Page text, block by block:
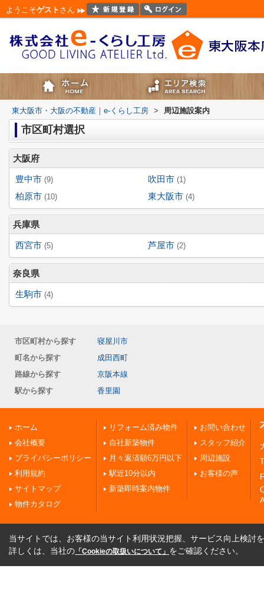
ようこそゲスト さん
東大阪市・大阪の不動産｜e-くらし工房 > 周辺施設案内
市区町村選択
大阪府
豊中市 (9) 吹田市 (1)
柏原市 (10) 東大阪市 (4)
兵庫県
西宮市 (5) 芦屋市 (2)
奈良県
生駒市 (4)
市区町村から探す
寝屋川市
町名から探す
成田西町
路線から探す
京阪本線
駅から探す
香里園
ホーム
会社概要
プライバシーポリシー
利用規約
サイトマップ
物件カタログ
リフォーム済み物件
自社新築物件
月々返済額6万円以下
駅近10分以内
新築即時案内物件
お問い合わせ
スタッフ紹介
周辺施設
お客様の声
当サイトでは、お客様の当サイト利用状況把握、サービス向上検討
詳しくは、当社の 「Cookieの取扱いについて」 をご確認ください。